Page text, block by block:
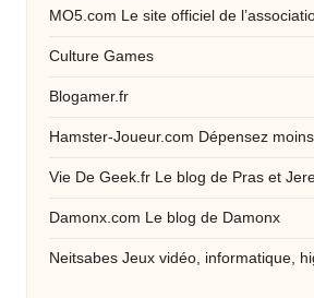
MO5.com Le site officiel de
Culture Games
Blogamer.fr
Hamster-Joueur.com Dépensez
Vie De Geek.fr Le blog de Pras et
Damonx.com Le blog de Damonx
Neitsabes Jeux vidéo, informatique,